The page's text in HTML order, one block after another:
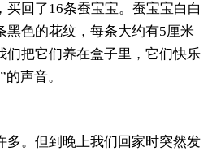
回了16条蚕宝宝。蚕宝宝白白
黑色的花纹，每条大约有5厘米
们把它们养在盒子里，它们快乐
声音。
。但到晚上我们回家时突然发